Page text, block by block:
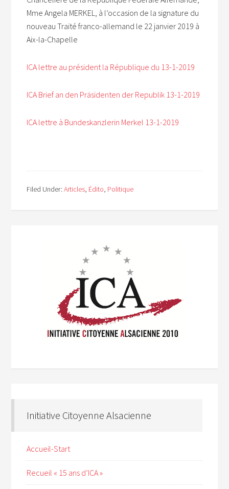
Mme Angela MERKEL, à l’occasion de la signature du
nouveau Traité franco-allemand le 22 janvier 2019 à
Aix-la-Chapelle
ICA lettre au président la République du 13-1-2019
ICA Brief an den Präsidenten der Republik 13-1-2019
ICA lettre à Bundeskanzlerin Merkel 13-1-2019
Filed Under:Articles, Édito, Politique
Initiative Citoyenne Alsacienne
Accueil-Start
Recueil « 15 ans d’ICA »